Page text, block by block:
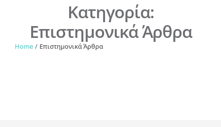
Κατηγορία:
Επιστημονικά Άρθρα
Home / Επιστημονικά Άρθρα